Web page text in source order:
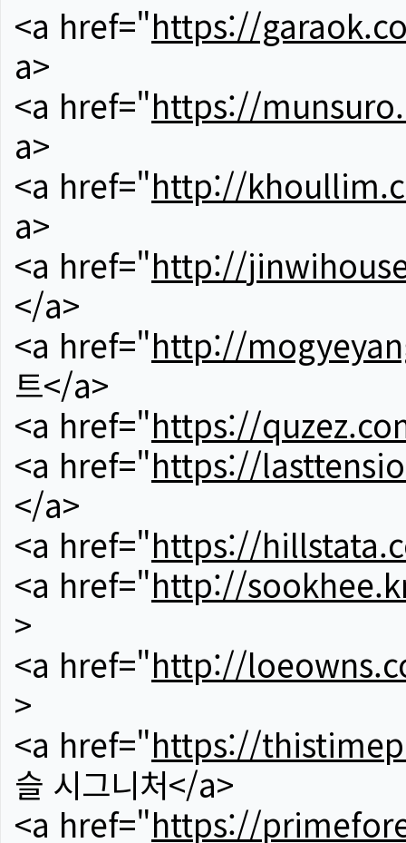
<a href="https://
a>
<a href="https://
a>
<a href="http://
a>
<a href="http://
</a>
<a href="http://
트</a>
<a href="https://
<a href="https://
</a>
<a href="https://
<a href="http://
>
<a href="http://
>
<a href="https://
슬 시그니처</a>
<a href="https://